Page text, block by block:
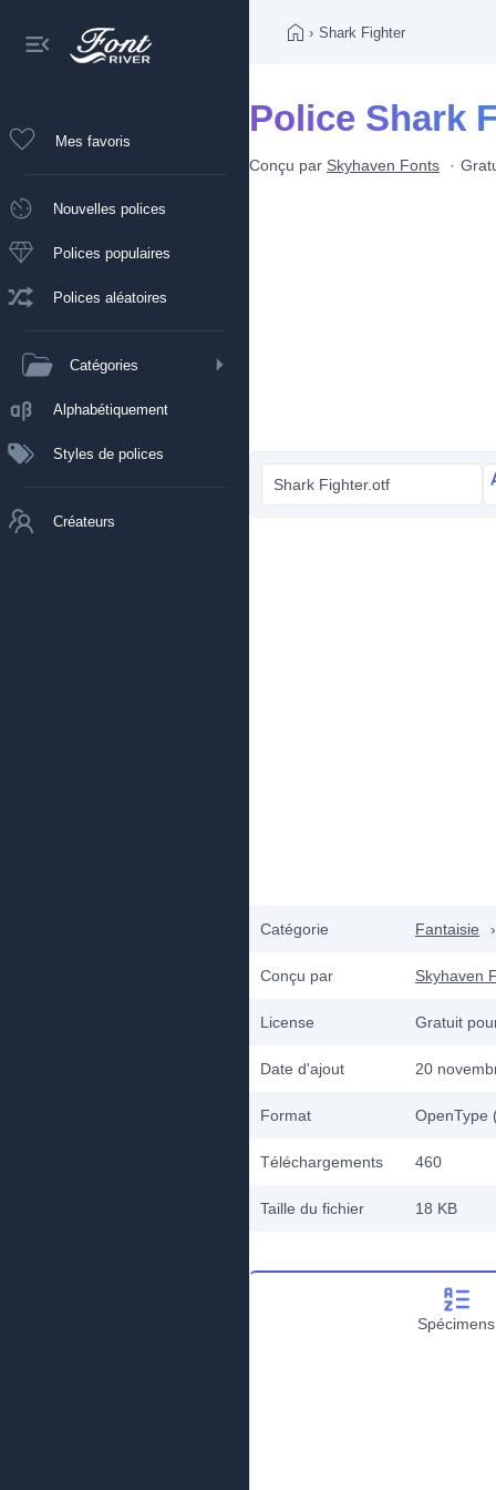
Mes favoris
Nouvelles polices
Polices populaires
Polices aléatoires
Catégories
Alphabétiquement
Styles de polices
Créateurs
› Shark Fighter
Police Shark
Conçu par Skyhaven Fonts
Shark Fighter.otf
Catégorie Fantaisie ›
Conçu par Skyhaven
License Gratuit
Date d'ajout 20
Format OpenType
Téléchargements 460
Taille du fichier 18 KB
Spécimens